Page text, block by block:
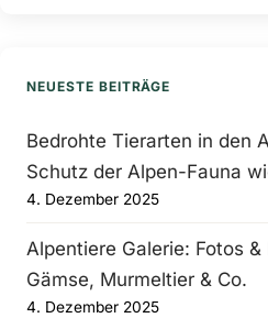
NEUESTE BEITRÄGE
Bedrohte Tierarten in den
Schutz der Alpen-Fauna
4. Dezember 2025
Alpentiere Galerie: Fotos
Gämse, Murmeltier & Co.
4. Dezember 2025